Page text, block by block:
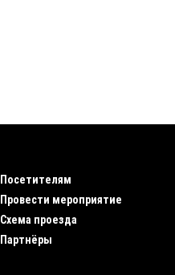
Посетителям
Провести мероприятие
Схема проезда
Партнёры